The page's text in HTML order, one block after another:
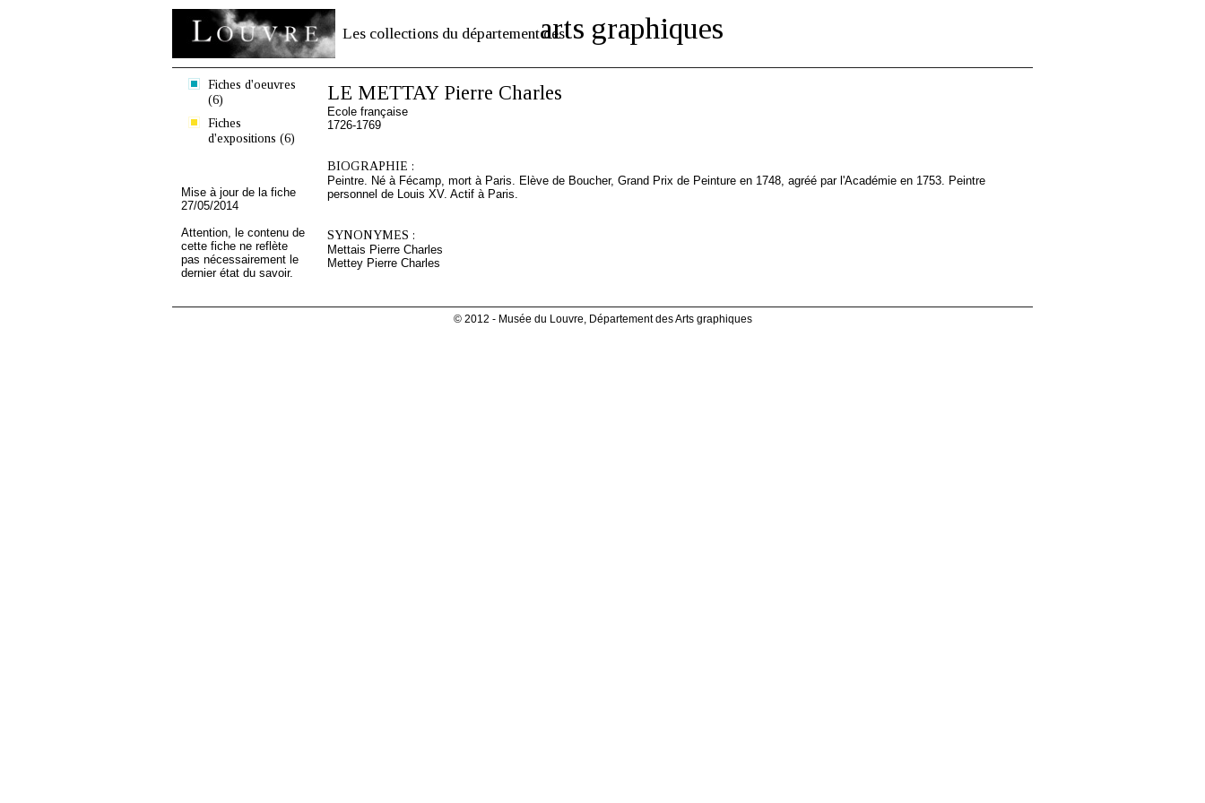
Les collections du département desarts graphiques
Fiches d'oeuvres
(6)
Fiches
d'expositions (6)
Mise à jour de la fiche
27/05/2014
Attention, le contenu de
cette fiche ne reflète
pas nécessairement le
dernier état du savoir.
LE METTAY Pierre Charles
Ecole française
1726-1769
BIOGRAPHIE :
Peintre. Né à Fécamp, mort à Paris. Elève de Boucher, Grand Prix de Peinture en 1748, agréé par l'Académie en 1753. Peintre
personnel de Louis XV. Actif à Paris.
SYNONYMES :
Mettais Pierre Charles
Mettey Pierre Charles
© 2012 - Musée du Louvre, Département des Arts graphiques